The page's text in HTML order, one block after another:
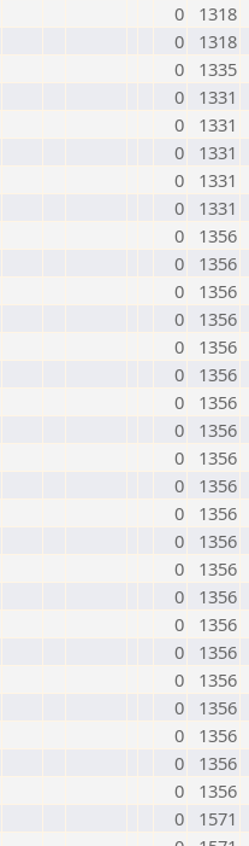
0
1318
0
1318
0
1335
0
1331
0
1331
0
1331
0
1331
0
1331
0
1356
0
1356
0
1356
0
1356
0
1356
0
1356
0
1356
0
1356
0
1356
0
1356
0
1356
0
1356
0
1356
0
1356
0
1356
0
1356
0
1356
0
1356
0
1356
0
1356
0
1356
0
1571